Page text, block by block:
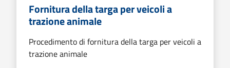
Fornitura della targa per veicoli a
trazione animale
Procedimento di fornitura della targa per veicoli a
trazione animale